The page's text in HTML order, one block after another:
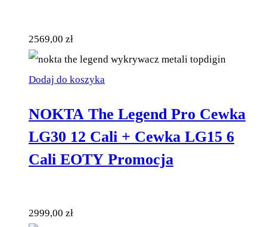
2569,00 zł
Dodaj do koszyka
NOKTA The Legend Pro Cewka
LG30 12 Cali + Cewka LG15 6
Cali EOTY Promocja
2999,00 zł